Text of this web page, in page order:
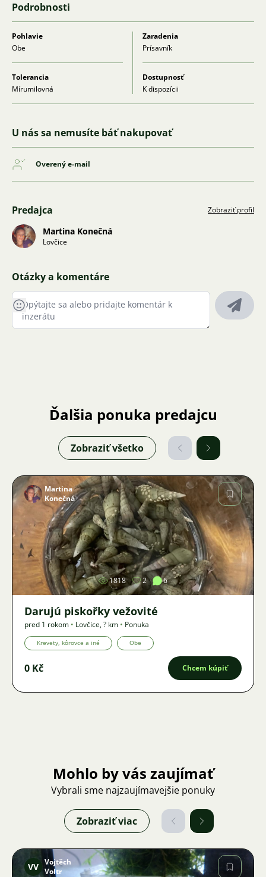
Podrobnosti
Pohlavie
Obe
Zaradenia
Prísavník
Tolerancia
Mírumilovná
Dostupnosť
K dispozícii
U nás sa nemusíte báť nakupovať
Overený e-mail
Predajca Zobraziť profil
Martina Konečná
Lovčice
Otázky a komentáre
Ďalšia ponuka predajcu
Zobraziť všetko
Obrázok
Martina
Konečná
1818 2 6
Darujú piskořky vežovité
pred 1 rokom • Lovčice,? km • Ponuka
Krevety, kôrovce a iné Obe
0 Kč Chcem kúpiť
Mohlo by vás zaujímať
Vybrali sme najzaujímavejšie ponuky
Zobraziť viac
VV Vojtěch
Voltr